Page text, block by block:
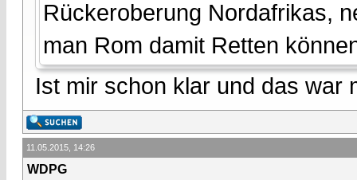
Rückeroberung Nordafrikas,
man Rom damit Retten
Ist mir schon klar und das war
11.05.2015, 14:26
WDPG